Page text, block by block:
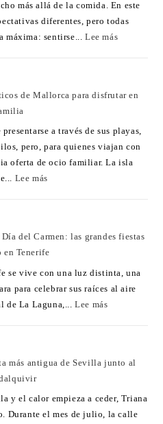
más allá de la comida. En este
diferentes, pero todas
máxima: sentirse...Lee más
de Mallorca para disfrutar en
a través de sus playas,
pero, para quienes viajan con
oferta de ocio familiar. La isla
Lee más
del Carmen: las grandes fiestas
Tenerife
se vive con una luz distinta, una
para celebrar sus raíces al aire
de La Laguna,...Lee más
más antigua de Sevilla junto al
y el calor empieza a ceder, Triana
Durante el mes de julio, la calle